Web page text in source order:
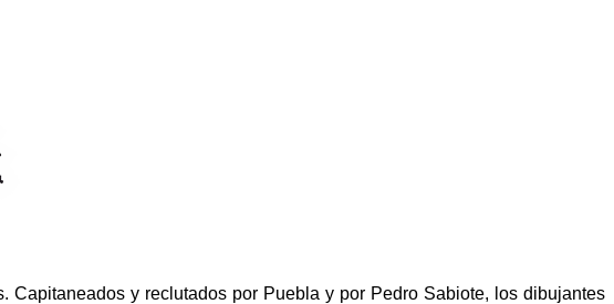
y reclutados por Puebla y por Pedro Sabiote, los dibujantes